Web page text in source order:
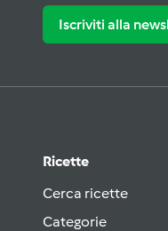
Iscriviti alla
Ricette
Cerca ricette
Categorie